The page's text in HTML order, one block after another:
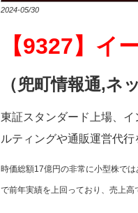
2024-05/30
【9327】イ
（兜町情報通,ネ
東証スタンダード上場、
ルティングや通販運営代行
時価総額17億円の非常に小型株で
で前年実績を上回っており、売上高